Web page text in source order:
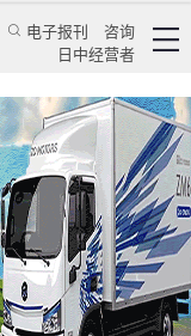
电子报刊
咨询
日中经营者
增加的教训